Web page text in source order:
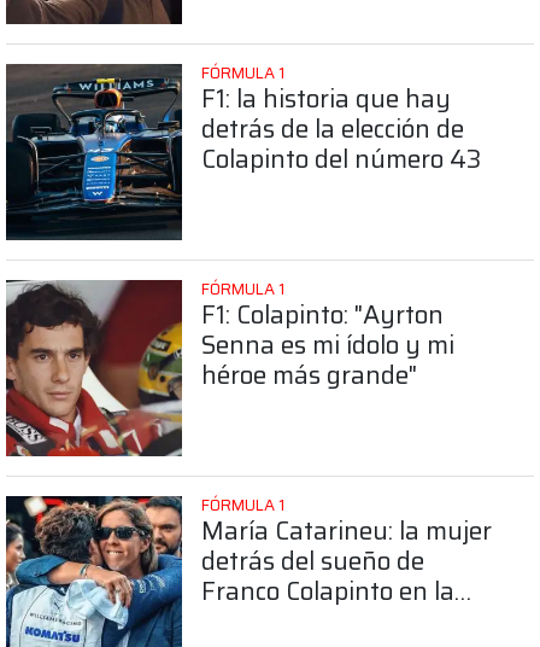
FÓRMULA 1
F1: la historia que hay
detrás de la elección de
Colapinto del número 43
FÓRMULA 1
F1: Colapinto: "Ayrton
Senna es mi ídolo y mi
héroe más grande"
FÓRMULA 1
María Catarineu: la mujer
detrás del sueño de
Franco Colapinto en la